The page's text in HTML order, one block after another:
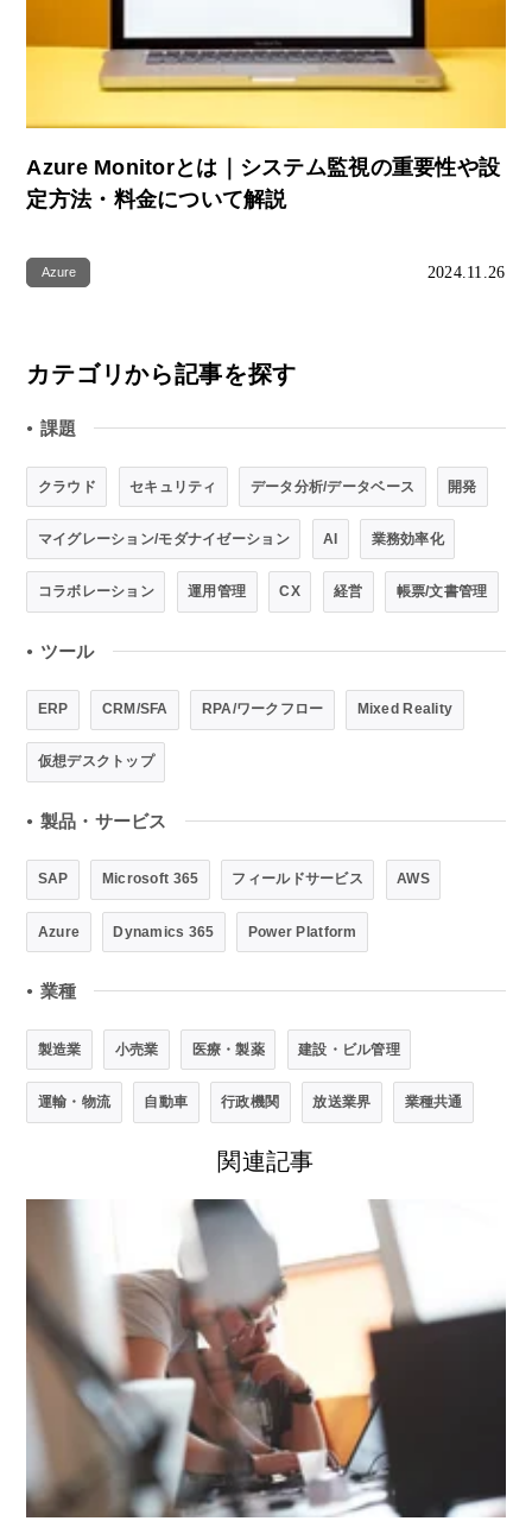
Azure Monitorとは｜システム監視の重要性や設
定方法・料金について解説
Azure 2024.11.26
カテゴリから記事を探す
● 課題
クラウド セキュリティ データ分析/データベース 開発
マイグレーション/モダナイゼーション AI 業務効率化
コラボレーション 運用管理 CX 経営 帳票/文書管理
● ツール
ERP CRM/SFA RPA/ワークフロー Mixed Reality
仮想デスクトップ
● 製品・サービス
SAP Microsoft 365 フィールドサービス AWS
Azure Dynamics 365 Power Platform
● 業種
製造業 小売業 医療・製薬 建設・ビル管理
運輸・物流 自動車 行政機関 放送業界 業種共通
関連記事